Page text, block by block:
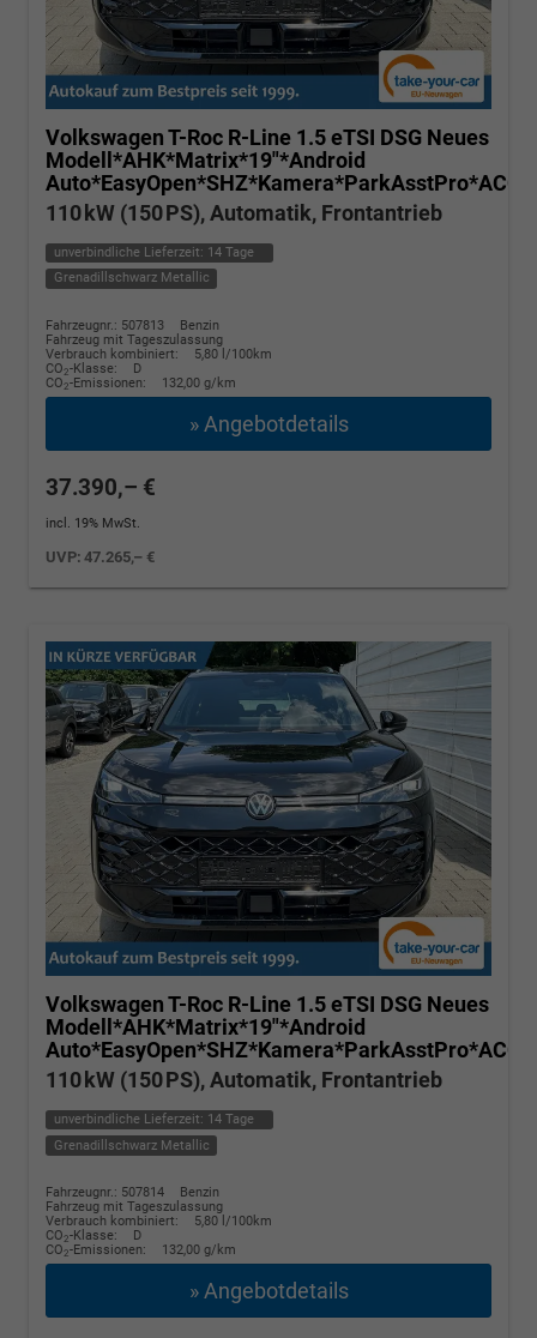
Volkswagen T-Roc R-Line 1.5 eTSI DSG Neues
Modell*AHK*Matrix*19"*Android
110 kW (150 PS), Automatik, Frontantrieb
unverbindliche Lieferzeit: 14 Tage
Grenadillschwarz Metallic
Fahrzeugnr.: 507813
Benzin
Fahrzeug mit Tageszulassung
Verbrauch kombiniert:
5,80 l/100km
CO2-Klasse:
D
CO2-Emissionen: 132,00 g/km
» Angebotdetails
37.390,– €
incl. 19% MwSt.
UVP:47.265,– €
Volkswagen T-Roc R-Line 1.5 eTSI DSG Neues
Modell*AHK*Matrix*19"*Android
110 kW (150 PS), Automatik, Frontantrieb
unverbindliche Lieferzeit: 14 Tage
Grenadillschwarz Metallic
Fahrzeugnr.: 507814
Benzin
Fahrzeug mit Tageszulassung
Verbrauch kombiniert:
5,80 l/100km
CO2-Klasse:
D
CO2-Emissionen: 132,00 g/km
» Angebotdetails